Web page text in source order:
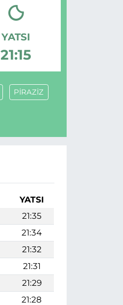
YATSI
21:15
PİRAZİZ
YATSI
21:35
21:34
21:32
21:31
21:29
21:28